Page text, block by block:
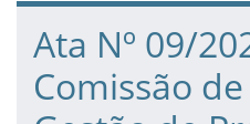
Fim da navegação
Início do conteúdo
Ata Nº 09/
Comissão